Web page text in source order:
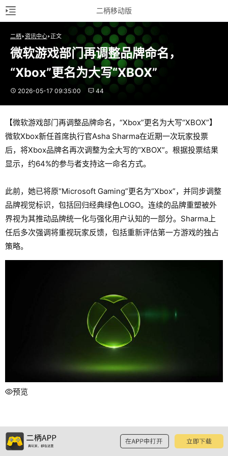
二柄移动版
二柄 资讯中心 正文
微软游戏部门再调整品牌命名，
“Xbox”更名为大写“XBOX”
2026-05-17 09:35:00 44
【微软游戏部门再调整品牌命名，“Xbox”更名为大写“XBOX”】
微软Xbox新任首席执行官Asha Sharma在近期一次玩家投票
后，将Xbox品牌名再次调整为全大写的“XBOX”。根据投票结果
显示，约64%的参与者支持这一命名方式。
此前，她已将原“Microsoft Gaming”更名为“Xbox”，并同步调整
品牌视觉标识，包括回归经典绿色LOGO。连续的品牌重塑被外
界视为其推动品牌统一化与强化用户认知的一部分。Sharma上
任后多次强调将重视玩家反馈，包括重新评估第一方游戏的独占
策略。
预览